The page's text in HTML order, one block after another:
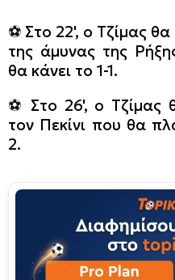
⚽️ Στο 22', ο Τζίμας
της άμυνας της
θα κάνει το 1-1.
⚽️ Στο 26', ο Τζίμας
τον Πεκίνι που θα
2.